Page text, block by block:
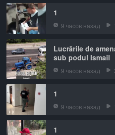
1
9 часов назад
Lucrările de
sub podul Ismail
9 часов назад
1
9 часов назад
1